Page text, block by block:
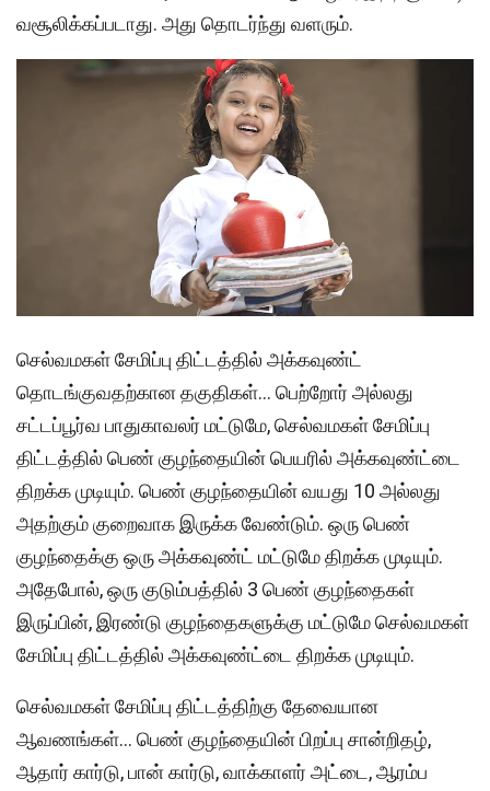
வசூலிக்கப்படாது. அது தொடர்ந்து வளரும்.
செல்வமகள் சேமிப்பு திட்டத்தில் அக்கவுண்ட்
தொடங்குவதற்கான தகுதிகள்… பெற்றோர் அல்லது
சட்டப்பூர்வ பாதுகாவலர் மட்டுமே, செல்வமகள் சேமிப்பு
திட்டத்தில் பெண் குழந்தையின் பெயரில் அக்கவுண்ட்டை
திறக்க முடியும். பெண் குழந்தையின் வயது 10 அல்லது
அதற்கும் குறைவாக இருக்க வேண்டும். ஒரு பெண்
குழந்தைக்கு ஒரு அக்கவுண்ட் மட்டுமே திறக்க முடியும்.
அதேபோல், ஒரு குடும்பத்தில் 3 பெண் குழந்தைகள்
இருப்பின், இரண்டு குழந்தைகளுக்கு மட்டுமே செல்வமகள்
சேமிப்பு திட்டத்தில் அக்கவுண்ட்டை திறக்க முடியும்.
செல்வமகள் சேமிப்பு திட்டத்திற்கு தேவையான
ஆவணங்கள்… பெண் குழந்தையின் பிறப்பு சான்றிதழ்,
ஆதார் கார்டு, பான் கார்டு, வாக்காளர் அட்டை, ஆரம்ப